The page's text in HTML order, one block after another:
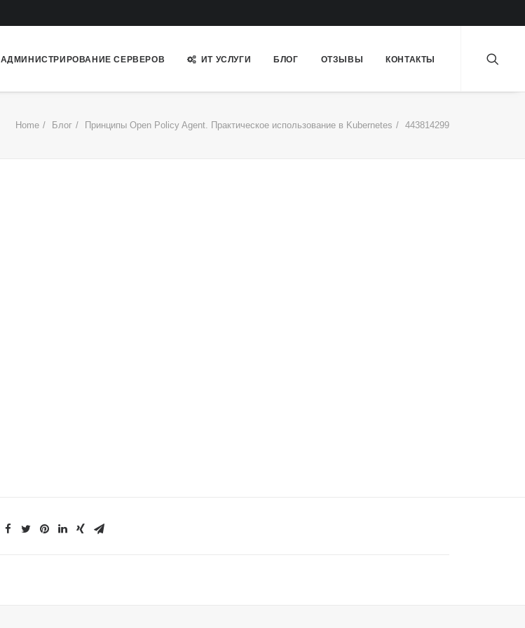
АДМИНИСТРИРОВАНИЕ СЕРВЕРОВ ИТ УСЛУГИ БЛОГ ОТЗЫВЫ КОНТАКТЫ
Home Блог Принципы Open Policy Agent. Практическое использование в Kubernetes 443814299